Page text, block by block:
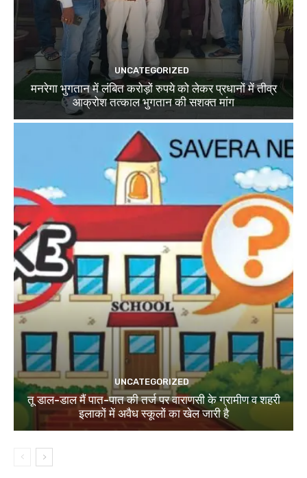
UNCATEGORIZED
मनरेगा भुगतान में लंबित करोड़ों रुपये को लेकर प्रधानों में तीव्र
आक्रोश तत्काल भुगतान की सशक्त मांग
UNCATEGORIZED
तू डाल-डाल मैं पात-पात की तर्ज पर वाराणसी के ग्रामीण व शहरी
इलाकों में अवैध स्कूलों का खेल जारी है